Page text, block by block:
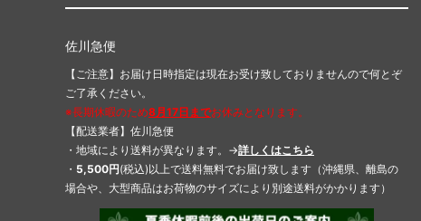
佐川急便
【ご注意】お届け日時指定は現在お受け致しておりませんので何とぞ
ご了承ください。
※長期休暇のため8月17日までお休みとなります。
【配送業者】佐川急便
・地域により送料が異なります。→詳しくはこちら
・ 5,500円(税込)以上で送料無料でお届け致します（沖縄県、離島の
場合や、大型商品はお荷物のサイズにより別途送料がかかります）